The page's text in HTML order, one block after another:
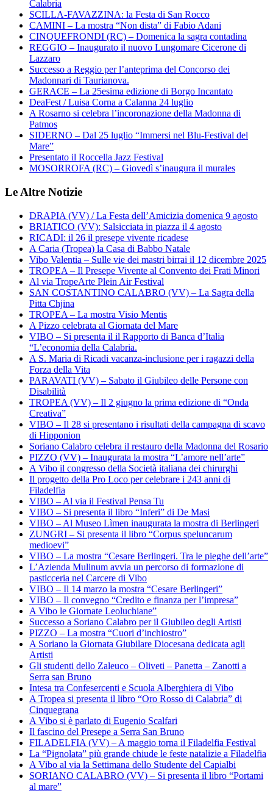
Calabria
SCILLA-FAVAZZINA: la Festa di San Rocco
CAMINI – La mostra “Non dista” di Fabio Adani
CINQUEFRONDI (RC) – Domenica la sagra contadina
REGGIO – Inaugurato il nuovo Lungomare Cicerone di
Lazzaro
Successo a Reggio per l’anteprima del Concorso dei
Madonnari di Taurianova.
GERACE – La 25esima edizione di Borgo Incantato
DeaFest / Luisa Corna a Calanna 24 luglio
A Rosarno si celebra l’incoronazione della Madonna di
Patmos
SIDERNO – Dal 25 luglio “Immersi nel Blu-Festival del
Mare”
Presentato il Roccella Jazz Festival
MOSORROFA (RC) – Giovedì s’inaugura il murales
Le Altre Notizie
DRAPIA (VV) / La Festa dell’Amicizia domenica 9 agosto
BRIATICO (VV): Salsicciata in piazza il 4 agosto
RICADI: il 26 il presepe vivente ricadese
A Caria (Tropea) la Casa di Babbo Natale
Vibo Valentia – Sulle vie dei mastri birrai il 12 dicembre 2025
TROPEA – Il Presepe Vivente al Convento dei Frati Minori
Al via TropeArte Plein Air Festival
SAN COSTANTINO CALABRO (VV) – La Sagra della
Pitta Chjina
TROPEA – La mostra Visio Mentis
A Pizzo celebrata al Giornata del Mare
VIBO – Si presenta il il Rapporto di Banca d’Italia
“L’economia della Calabria.
A S. Maria di Ricadi vacanza-inclusione per i ragazzi della
Forza della Vita
PARAVATI (VV) – Sabato il Giubileo delle Persone con
Disabilità
TROPEA (VV) – Il 2 giugno la prima edizione di “Onda
Creativa”
VIBO – Il 28 si presentano i risultati della campagna di scavo
di Hipponion
Soriano Calabro celebra il restauro della Madonna del Rosario
PIZZO (VV) – Inaugurata la mostra “L’amore nell’arte”
A Vibo il congresso della Società italiana dei chirurghi
Il progetto della Pro Loco per celebrare i 243 anni di
Filadelfia
VIBO – Al via il Festival Pensa Tu
VIBO – Si presenta il libro “Inferi” di De Masi
VIBO – Al Museo Lìmen inaugurata la mostra di Berlingeri
ZUNGRI – Si presenta il libro “Corpus speluncarum
medioevi”
VIBO – La mostra “Cesare Berlingeri. Tra le pieghe dell’arte”
L’Azienda Mulinum avvia un percorso di formazione di
pasticceria nel Carcere di Vibo
VIBO – Il 14 marzo la mostra “Cesare Berlingeri”
VIBO – Il convegno “Credito e finanza per l’impresa”
A Vibo le Giornate Leoluchiane”
Successo a Soriano Calabro per il Giubileo degli Artisti
PIZZO – La mostra “Cuori d’inchiostro”
A Soriano la Giornata Giubilare Diocesana dedicata agli
Artisti
Gli studenti dello Zaleuco – Oliveti – Panetta – Zanotti a
Serra san Bruno
Intesa tra Confesercenti e Scuola Alberghiera di Vibo
A Tropea si presenta il libro “Oro Rosso di Calabria” di
Cinquegrana
A Vibo si è parlato di Eugenio Scalfari
Il fascino del Presepe a Serra San Bruno
FILADELFIA (VV) – A maggio torna il Filadelfia Festival
La “Pignolata” più grande chiude le feste natalizie a Filadelfia
A Vibo al via la Settimana dello Studente del Capialbi
SORIANO CALABRO (VV) – Si presenta il libro “Portami
al mare”